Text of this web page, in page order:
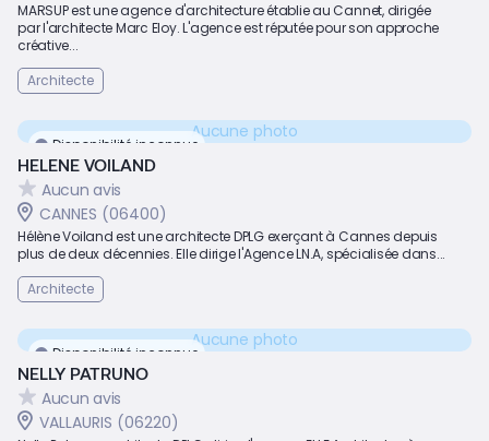
MARSUP est une agence d'architecture établie au Cannet, dirigée
par l'architecte Marc Eloy. L'agence est réputée pour son approche
créative...
Architecte
Disponibilité inconnue
Aucune photo
HELENE VOILAND
Aucun avis
CANNES (06400)
Hélène Voiland est une architecte DPLG exerçant à Cannes depuis
plus de deux décennies. Elle dirige l'Agence LN.A, spécialisée dans...
Architecte
Disponibilité inconnue
Aucune photo
NELLY PATRUNO
Aucun avis
VALLAURIS (06220)